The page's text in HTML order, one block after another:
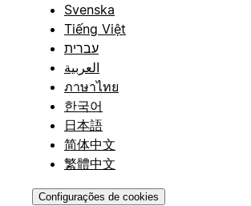
Svenska
Tiếng Việt
עברית
العربية
ภาษาไทย
한국어
日本語
简体中文
繁體中文
Configurações de cookies